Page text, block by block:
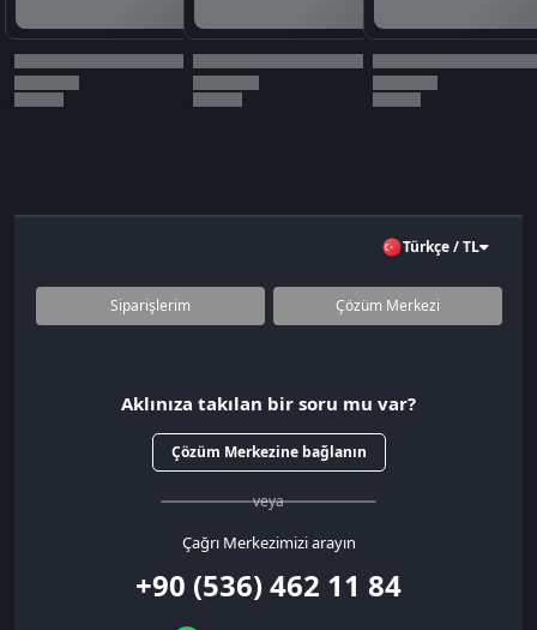
Türkçe / TL
Siparişlerim Çözüm Merkezi
Aklınıza takılan bir soru mu var?
Çözüm Merkezine bağlanın
veya
Çağrı Merkezimizi arayın
+90 (536) 462 11 84